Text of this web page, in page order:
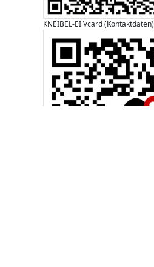
KNEIBEL-EI Vcard (Kontaktdaten)